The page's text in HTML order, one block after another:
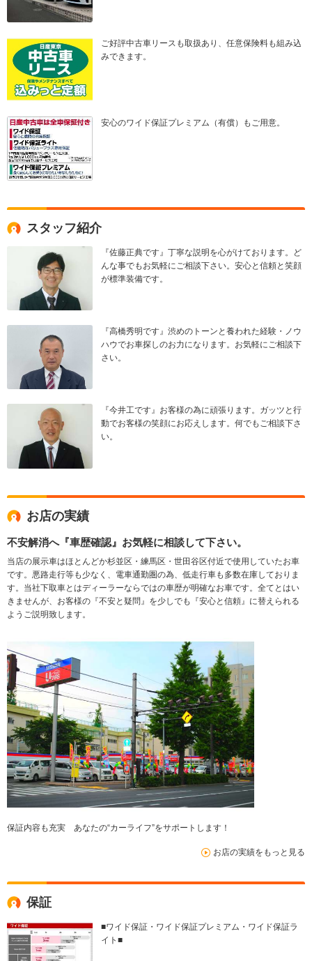
ご好評中古車リースも取扱あり、任意保険料も組み込
みできます。
安心のワイド保証プレミアム（有償）もご用意。
スタッフ紹介
『佐藤正典です』丁寧な説明を心がけております。ど
んな事でもお気軽にご相談下さい。安心と信頼と笑顔
が標準装備です。
『高橋秀明です』渋めのトーンと養われた経験・ノウ
ハウでお車探しのお力になります。お気軽にご相談下
さい。
『今井工です』お客様の為に頑張ります。ガッツと行
動でお客様の笑顔にお応えします。何でもご相談下さ
い。
お店の実績
不安解消へ『車歴確認』お気軽に相談して下さい。
当店の展示車はほとんどか杉並区・練馬区・世田谷区付近で使用していたお車
です。悪路走行等も少なく、電車通勤圏の為、低走行車も多数在庫しておりま
す。当社下取車とはディーラーならではの車歴が明確なお車です。全てとはい
きませんが、お客様の『不安と疑問』を少しでも『安心と信頼』に替えられる
ようご説明致します。
保証内容も充実 あなたの“カーライフ”をサポートします！
お店の実績をもっと見る
保証
■ワイド保証・ワイド保証プレミアム・ワイド保証ラ
イト■